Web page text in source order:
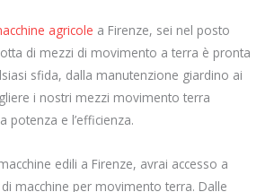
agricole a Firenze, sei nel posto
di mezzi di movimento a terra è pronta
sfida, dalla manutenzione giardino ai
i nostri mezzi movimento terra
potenza e l’efficienza.
edili a Firenze, avrai accesso a
macchine per movimento terra. Dalle